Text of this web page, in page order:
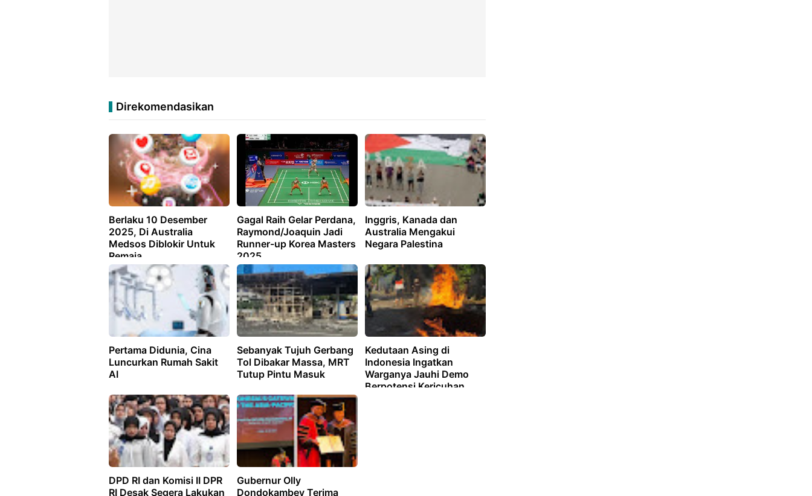
Direkomendasikan
Berlaku 10 Desember
2025, Di Australia
Medsos Diblokir Untuk
Remaja
Gagal Raih Gelar Perdana,
Raymond/Joaquin Jadi
Runner-up Korea Masters
2025
Inggris, Kanada dan
Australia Mengakui
Negara Palestina
Pertama Didunia, Cina
Luncurkan Rumah Sakit
AI
Sebanyak Tujuh Gerbang
Tol Dibakar Massa, MRT
Tutup Pintu Masuk
Kedutaan Asing di
Indonesia Ingatkan
Warganya Jauhi Demo
Berpotensi Kericuhan
DPD RI dan Komisi II DPR
RI Desak Segera Lakukan
Gubernur Olly
Dondokambey Terima